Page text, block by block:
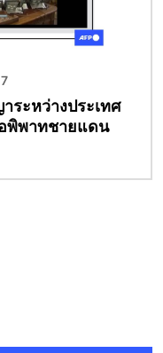
ระหว่างประเทศ
พิพาทชายแดน